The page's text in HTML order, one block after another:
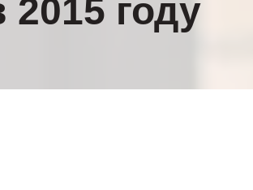
году